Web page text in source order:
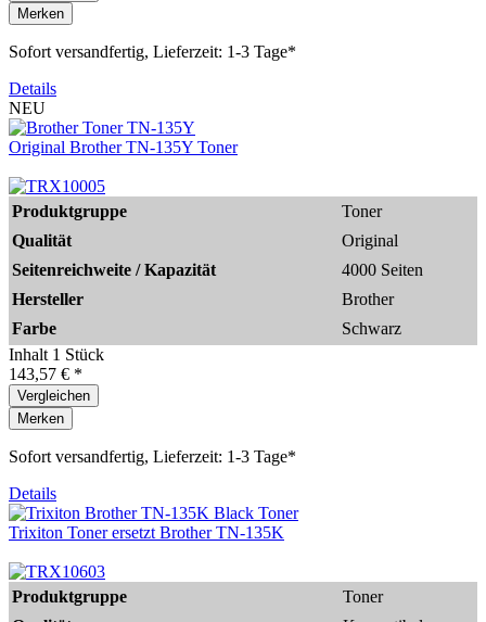
Merken
Sofort versandfertig, Lieferzeit: 1-3 Tage*
Details
NEU
Original Brother TN-135Y Toner
Produktgruppe
Toner
Qualität
Original
Seitenreichweite / Kapazität
4000 Seiten
Hersteller
Brother
Farbe
Schwarz
Inhalt 1 Stück
143,57 € *
Vergleichen
Merken
Sofort versandfertig, Lieferzeit: 1-3 Tage*
Details
Trixiton Toner ersetzt Brother TN-135K
Produktgruppe
Toner